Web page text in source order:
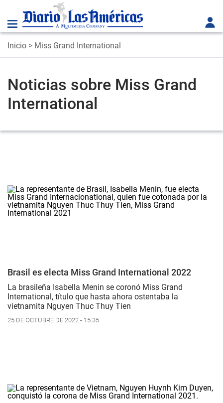
Inicio > Miss Grand International
Noticias sobre Miss Grand
International
Brasil es electa Miss Grand International 2022
La brasileña Isabella Menin se coronó Miss Grand
International, título que hasta ahora ostentaba la
vietnamita Nguyen Thuc Thuy Tien
25 DE OCTUBRE DE 2022 - 15:35